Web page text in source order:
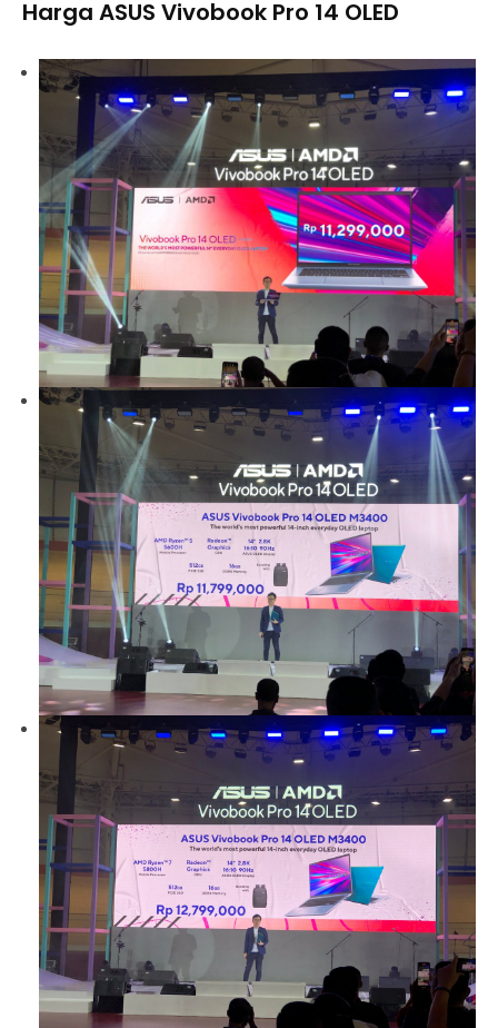
Harga ASUS Vivobook Pro 14 OLED